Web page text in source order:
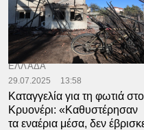
ΕΛΛΑΔΑ
29.07.2025 13:58
Καταγγελία για τη φωτιά στο
Κρυονέρι: «Καθυστέρησαν
τα εναέρια μέσα, δεν